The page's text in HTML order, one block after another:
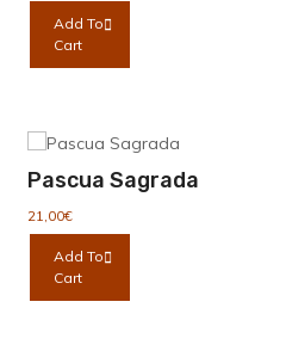
Add To
Cart
Pascua Sagrada
21,00€
Add To
Cart